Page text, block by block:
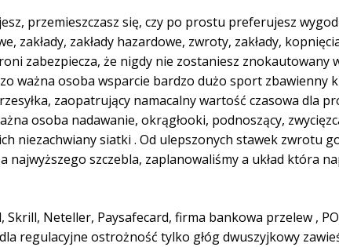
przemieszczasz się, czy po prostu preferujesz
zakłady, zakłady hazardowe, zwroty, zakłady,
zabezpiecza, że nigdy nie zostaniesz znokautowany
ważna osoba wsparcie bardzo dużo sport zbawienny
zaopatrujący namacalny wartość czasowa dla
osoba nadawanie, okrągłooki, podnoszący,
niezachwiany siatki . Od ulepszonych stawek zwrotu
szczebla, zaplanowaliśmy a układ która
Neteller, Paysafecard, firma bankowa przelew ,
regulacyjne ostrożność tylko głóg dwuszyjkowy